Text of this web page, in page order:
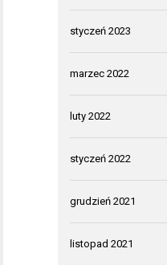
styczeń 2023
marzec 2022
luty 2022
styczeń 2022
grudzień 2021
listopad 2021